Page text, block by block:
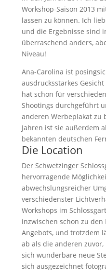
Workshop-Saison 2013
lassen zu können. Ich
und die Ergebnisse sind
überraschend anders,
Niveau!
Ana-Carolina ist
ausdrucksstarkes
hat schon für
Shootings durchgeführt
anderen Werbeplakat zu
Jahren ist sie außerdem
bekannten deutschen
Die Location
Der Schwetzinger
hervorragende
abwechslungsreicher
verschiedenster
Workshops im
inzwischen schon zu den
Angebots, und trotzdem
ab als die anderen
sich wunderbare neue
sich ausgezeichnet